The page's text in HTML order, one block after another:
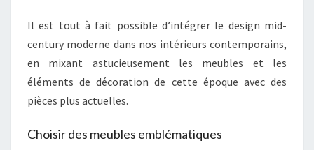
Il est tout à fait possible d’intégrer le design mid-
century moderne dans nos intérieurs contemporains,
en mixant astucieusement les meubles et les
éléments de décoration de cette époque avec des
pièces plus actuelles.
Choisir des meubles emblématiques